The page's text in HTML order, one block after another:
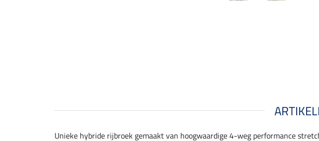
Unieke hybride rijbroek gemaakt van hoogwaardige 4-weg performance